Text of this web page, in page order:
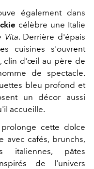
également dans
célèbre une Italie
Vita. Derrière d'épais
cuisines s'ouvrent
clin d'œil au père de
de spectacle.
bleu profond et
un décor aussi
accueille.
prolonge cette dolce
avec cafés, brunchs,
italiennes, pâtes
de l'univers